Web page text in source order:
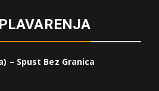
– Spust Bez Granica